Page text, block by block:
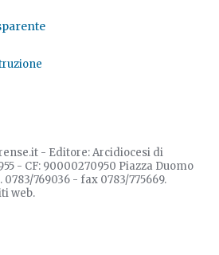
- Editore: Arcidiocesi di
- CF: 90000270950 Piazza Duomo
0783/769036 - fax 0783/775669.
web.